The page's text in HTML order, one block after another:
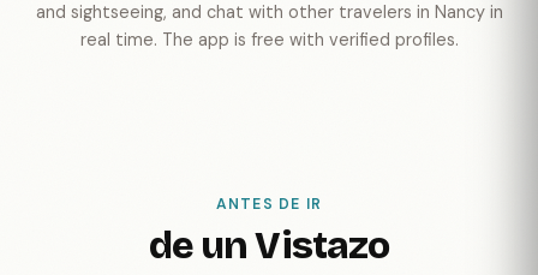
and sightseeing, and chat with other travelers in Nancy in
real time. The app is free with verified profiles.
ANTES DE IR
de un Vistazo